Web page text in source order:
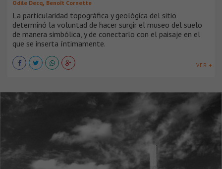
Odile Decq, Benoît Cornette
La particularidad topográfica y geológica del sitio
determinó la voluntad de hacer surgir el museo del suelo
de manera simbólica, y de conectarlo con el paisaje en el
que se inserta íntimamente.
VER +